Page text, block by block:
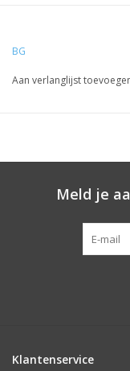
BG
Aan verlanglijst
Meld je
Klantenservice